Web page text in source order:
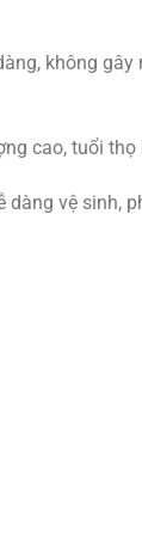
không
cao, tuổi
dàng vệ sinh,